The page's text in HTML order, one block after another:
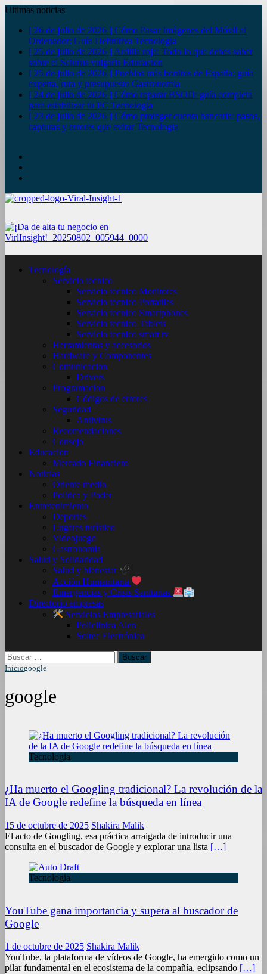
Ultimas noticias
[ 26 de julio de 2026 ] Cómo Pasar Imágenes del Móvil al
Ordenador: Guía Definitiva Tecnologia
[ 25 de julio de 2026 ] Ardilla roja: Todo lo que debes saber
sobre el Sciurus vulgaris Educacion
[ 25 de julio de 2026 ] Pueblos más bonitos de España: guía
experta, ruta y presupuesto Gastronomia
[ 24 de julio de 2026 ] Cómo reparar BSOD: guía completa
para estabilizar tu PC Tecnologia
[ 23 de julio de 2026 ] Cómo proteger cuenta bancaria: pasos,
capturas y errores que evitarTecnologia
Tecnología
Servicio tecnico
Servicio tecnico Monitores
Servicio tecnico Portatiles
Servicio tecnico Smartphones
Servicio tecnico Tablets
Servicio tecnico smart tv
Herramientas y accesorios
Hardware y Componentes
Comunicacion
Drivers
Programacion
Códigos de errores
Seguridad
Antivirus
Recomendaciones
Consejo
Educacion
Mercado Financiero
Noticias
Oriente medio
Politica y Poder
Entretenimiento
Deportes
Lugares turístico
Videojuego
Gastronomia
Salud y Solidaridad
Salud y bienestar
Acción Humanitaria
Emergencias y Crisis Sanitarias
Directorio empresas
Servicios Empresariales
Policlinica Alen
Soltec Electrónica
Buscar:
Iniciogoogle
google
Tecnologia
¿Ha muerto el Googling tradicional? La revolución de la
IA de Google redefine la búsqueda en línea
15 de octubre de 2025 Shakira Malik
El acto de Googling, esa práctica arraigada de introducir una
consulta en el buscador de Google y explorar una lista […]
Tecnologia
YouTube gana importancia y supera al buscador de
Google
1 de octubre de 2025 Shakira Malik
YouTube, la plataforma de vídeos de Google, ha emergido como un
pilar fundamental en el ecosistema de la compañía, eclipsando […]